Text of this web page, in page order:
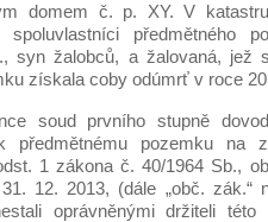
domem č. p. XY. V
spoluvlastníci předmětného
syn žalobců, a žalovaná, jež
získala coby odúmrť v roce
soud prvního stupně
předmětnému pozemku na
1 zákona č. 40/1964 Sb.,
12. 2013, (dále „obč. zák.“
oprávněnými držiteli